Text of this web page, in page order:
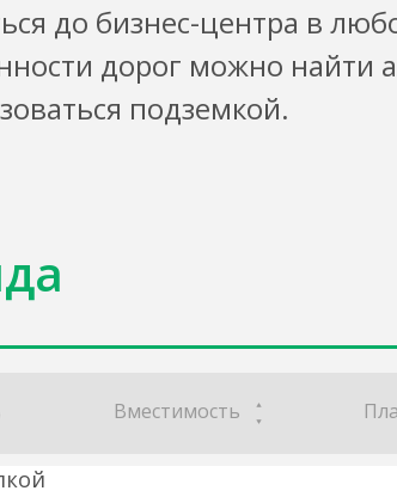
до бизнес-центра в
дорог можно
подземкой.
Вместимость